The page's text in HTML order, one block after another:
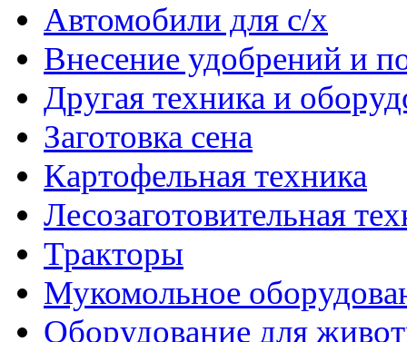
Автомобили для с/х
Внесение удобрений и
Другая техника и
Заготовка сена
Картофельная техника
Лесозаготовительная
Тракторы
Мукомольное
Оборудование для